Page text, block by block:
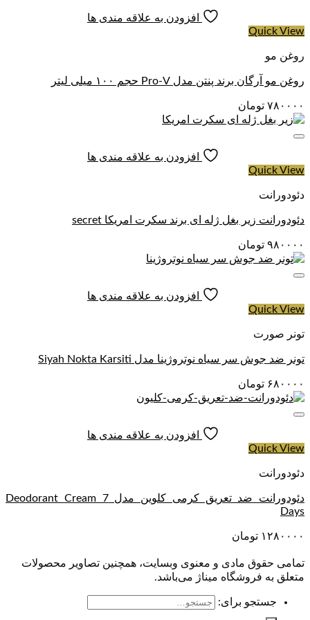
BIOME OLÉOACTIF : این کمپلکس پس از پری بیوتیک به
منظور تقویت میکروبیوم پوست سر طراحی شده است. این
از لاکمه به بهبود رشد باکتری‌های سالم و کاهش واکنش‌های
آلرژیک و التهابی پوست سر کمک می‌کند.
عمقی با استفاده از مواد فعال طبیعی، پوست سر را مرطوب
و نرم می‌کند. همچنین از خارش و تحریک پوست سر جلوگیری
وضعیت موها ایفا می‌کند.
بتائین: این ماده فعال طبیعی ارگانیک، پوست سر را مرطوب
و نرم می‌کند و به آرامش آن کمک می‌کند. در نتیجه به کمک
ماسک مو خشک و حساس لاکمه پوست سر و موها با طراوت
و سلامتی بیشتری به نمایش درمی‌آیند.
ابتدا موهای خود را با شامپو مو مناسب بشویید. سپس ماسک مو
خشک و حساس لاکمه را روی موهای تمیز و نسبتا مرطوب مالیده و
افزودن به علاقه مندی ها
Quick View
روغن مو
روغن مو آرگان برند پنتن مدل Pro-V حجم ۱۰۰ میلی لیتر
۷۸۰۰۰۰ تومان
افزودن به علاقه مندی ها
Quick View
دئودورانت
دئودورانت زیر بغل ژله ای برند سکرت امریکا secret
۹۸۰۰۰۰ تومان
افزودن به علاقه مندی ها
Quick View
تونر صورت
تونر ضد جوش سر سیاه نوتروژینا مدل Siyah Nokta Karsiti
۶۸۰۰۰۰ تومان
افزودن به علاقه مندی ها
Quick View
دئودورانت
دئودورانت ضد تعریق کرمی کلوین مدل Deodorant Cream 7
Days
۱۲۸۰۰۰۰ تومان
تمامی حقوق مادی و معنوی وبسایت، همچنین تصاویر محصولات
متعلق به فروشگاه میناژ می‌باشد.
جستجو برای: